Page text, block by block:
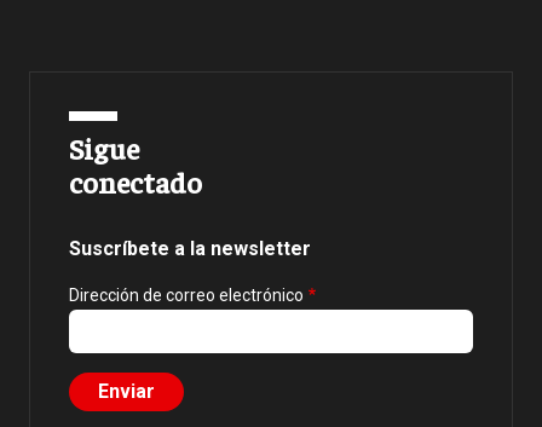
Sigue
conectado
Suscríbete a la newsletter
Dirección de correo electrónico